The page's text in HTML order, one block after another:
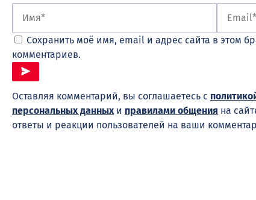
Сохранить моё имя, email и адрес сайта в этом
комментариев.
Оставляя комментарий, вы соглашаетесь с
персональных данных и правилами общения на
ответы и реакции пользователей на ваши